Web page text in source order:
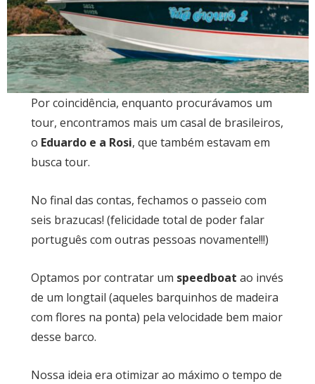
Por coincidência, enquanto procurávamos um
tour, encontramos mais um casal de brasileiros,
o Eduardo e a Rosi, que também estavam em
busca tour.
No final das contas, fechamos o passeio com
seis brazucas! (felicidade total de poder falar
português com outras pessoas novamente!!!)
Optamos por contratar um speedboat ao invés
de um longtail (aqueles barquinhos de madeira
com flores na ponta) pela velocidade bem maior
desse barco.
Nossa ideia era otimizar ao máximo o tempo de